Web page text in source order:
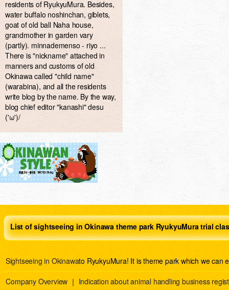
residents of RyukyuMura. Besides,
water buffalo noshinchan, giblets,
goat of old ball Naha house,
grandmother in garden vary
(partly). minnademenso - riyo ...
There is "nickname" attached in
manners and customs of old
Okinawa called "child name"
(warabina), and all the residents
write blog by the name. By the way,
blog chief editor "kanashi" desu
('ω')/
List of sightseeing in Okinawa theme park RyukyuMura trial
Sightseeing in Okinawato RyukyuMura! It is theme park which we can
Company Overview ｜ Indication about animal handling business